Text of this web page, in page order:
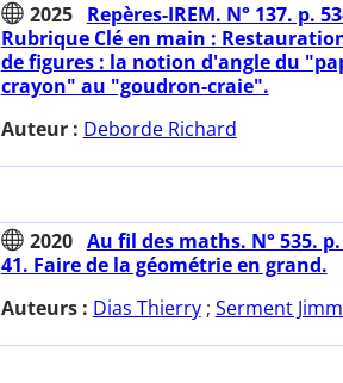
2025
Repères-IREM. N° 137. p.
Rubrique Clé en main :
de figures : la notion d'angle du
crayon" au "goudron-craie".
Auteur : Deborde Richard
2020 Au fil des maths. N° 535. p.
41. Faire de la géométrie en grand.
Auteurs : Dias Thierry; Serment